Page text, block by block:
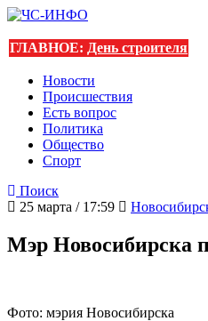
ГЛАВНОЕ: День строителя
Новости
Происшествия
Есть вопрос
Политика
Общество
Спорт
Поиск
25 марта / 17:59
Мэр Новосибирска
Фото: мэрия Новосибирска